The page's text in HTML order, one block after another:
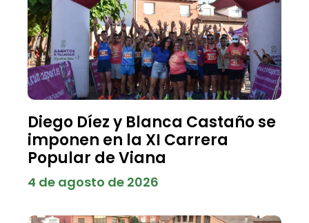
Diego Díez y Blanca Castaño se
imponen en la XI Carrera
Popular de Viana
4 de agosto de 2026